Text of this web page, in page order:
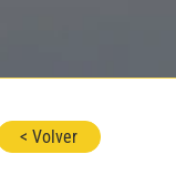
< Volver